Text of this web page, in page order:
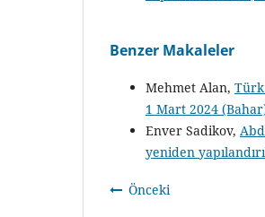
Benzer Makaleler
Mehmet Alan, Türk
1 Mart 2024
Enver Sadikov,
yeniden
Önceki